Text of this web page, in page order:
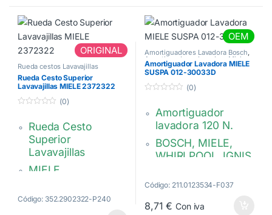
ORIGINAL
Rueda cestos Lavavajillas
Rueda Cesto Superior
Lavavajillas MIELE 2372322
e
(0)
Rueda Cesto
Superior
Lavavajillas
MIELE
02372322
Código: 352.2902322-P240
OEM
Amortiguadores Lavadora Bosch,
Amortiguadores Lavadora Miele
Amortiguador Lavadora MIELE
SUSPA 012-30033D
e
(0)
Amortiguador
lavadora 120 N.
BOSCH, MIELE,
WHIRLPOOL, IGNIS,
SUSPA 012-
30033D
Código: 211.0123534-F037
8,71€ Con iva